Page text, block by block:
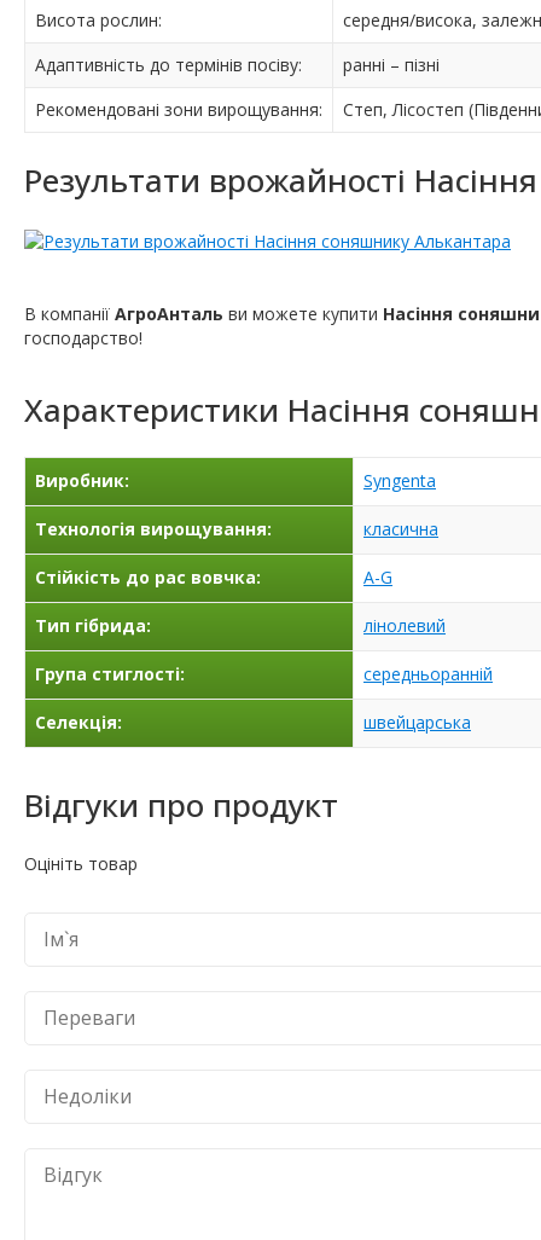
Висота рослин:
середня/висока,
Адаптивність до термінів посіву:
ранні – пізні
Рекомендованi зони вирощування:
Степ, Лісостеп
Результати врожайності
В компанії АгроАнталь ви можете купити Насіння
господарство!
Характеристики Насіння
Виробник: Syngenta
Технологія вирощування: класична
Стійкість до рас вовчка: A-G
Тип гібрида: лінолевий
Група стиглості: середньоранній
Селекція: швейцарська
Відгуки про продукт
Оцініть товар